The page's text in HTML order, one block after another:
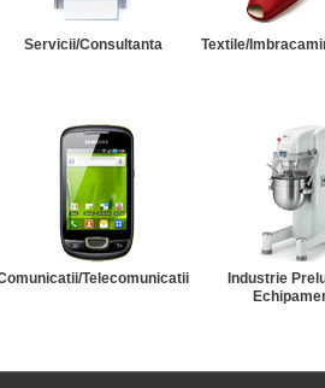
Servicii/Consultanta Textile/
Telecomunicatii
Industrie